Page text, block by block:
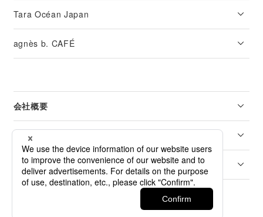
Tara Océan Japan
agnès b. CAFÉ
会社概要
リーガル
カスタマーサービス